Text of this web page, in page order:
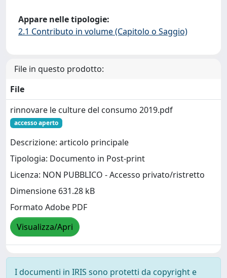
Appare nelle tipologie:
2.1 Contributo in volume (Capitolo o Saggio)
File in questo prodotto:
File
rinnovare le culture del consumo 2019.pdf
accesso aperto
Descrizione: articolo principale
Tipologia: Documento in Post-print
Licenza: NON PUBBLICO - Accesso privato/ristretto
Dimensione 631.28 kB
Formato Adobe PDF
Visualizza/Apri
I documenti in IRIS sono protetti da copyright e